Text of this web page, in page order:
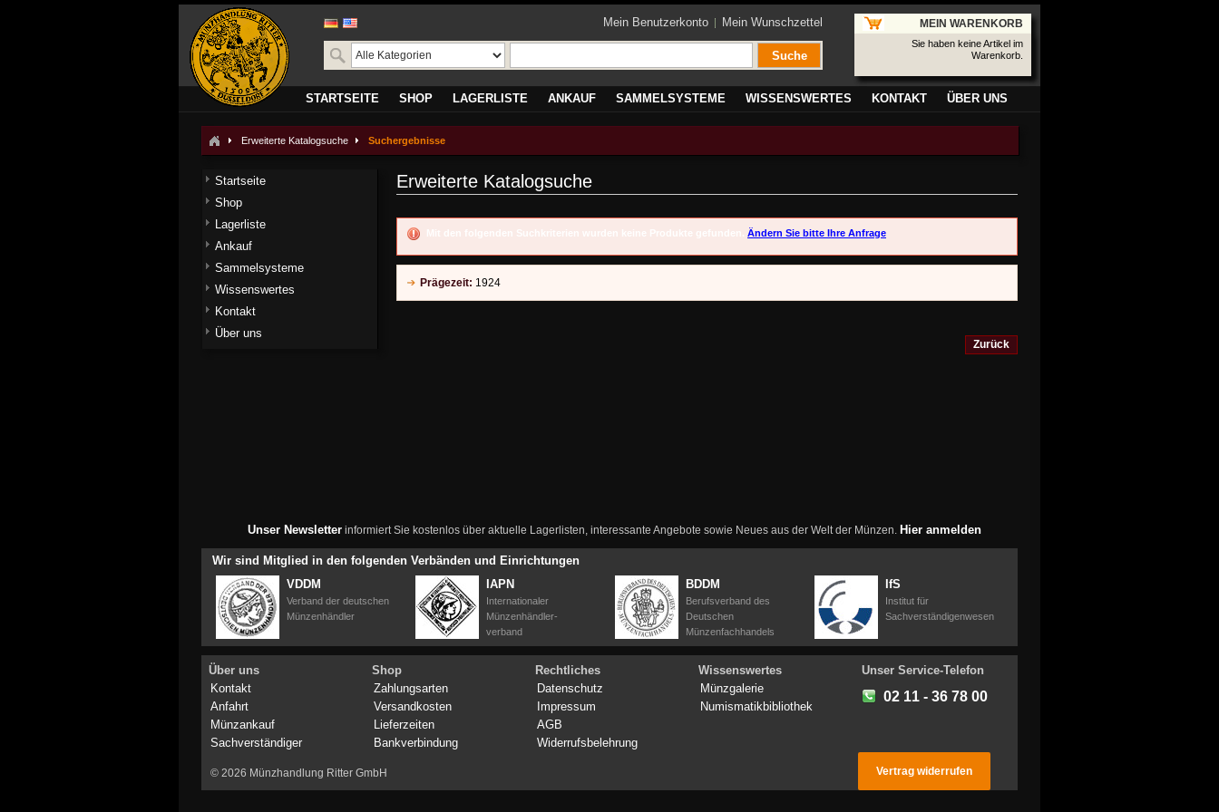
Mein Benutzerkonto Mein Wunschzettel
Suche
MEIN WARENKORB
Sie haben keine Artikel im
Warenkorb.
STARTSEITE SHOP LAGERLISTE ANKAUF SAMMELSYSTEME WISSENSWERTES KONTAKT ÜBER UNS
Erweiterte Katalogsuche Suchergebnisse
Erweiterte Katalogsuche
Mit den folgenden Suchkriterien wurden keine Produkte gefunden. Ändern Sie bitte Ihre Anfrage
Prägezeit: 1924
Zurück
Startseite
Shop
Lagerliste
Ankauf
Sammelsysteme
Wissenswertes
Kontakt
Über uns
Unser Newsletterinformiert Sie kostenlos über aktuelle Lagerlisten, interessante Angebote sowie Neues aus der Welt der Münzen. Hier anmelden
Wir sind Mitglied in den folgenden Verbänden und Einrichtungen
VDDM
Verband der deutschen
Münzenhändler
IAPN
Internationaler
Münzenhändler-
verband
BDDM
Berufsverband des
Deutschen
Münzenfachhandels
IfS
Institut für
Sachverständigenwesen
Über uns
Kontakt
Anfahrt
Münzankauf
Sachverständiger
Shop
Zahlungsarten
Versandkosten
Lieferzeiten
Bankverbindung
Rechtliches
Datenschutz
Impressum
AGB
Widerrufsbelehrung
Wissenswertes
Münzgalerie
Numismatikbibliothek
Unser Service-Telefon
02 11 - 36 78 00
© 2026 Münzhandlung Ritter GmbH Vertrag widerrufen